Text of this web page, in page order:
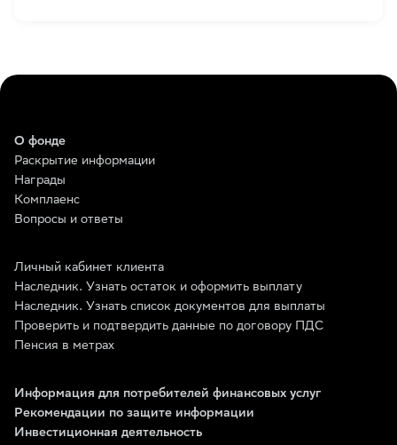
О фонде
Раскрытие информации
Награды
Комплаенс
Вопросы и ответы
Личный кабинет клиента
Наследник. Узнать остаток и оформить выплату
Наследник. Узнать список документов для выплаты
Проверить и подтвердить данные по договору ПДС
Пенсия в метрах
Информация для потребителей финансовых услуг
Рекомендации по защите информации
Инвестиционная деятельность